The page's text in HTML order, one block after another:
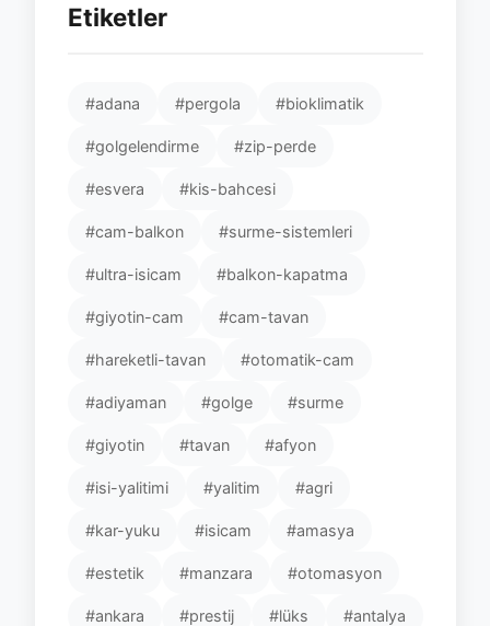
Etiketler
#adana #pergola #bioklimatik
#golgelendirme #zip-perde
#esvera #kis-bahcesi
#cam-balkon #surme-sistemleri
#ultra-isicam #balkon-kapatma
#giyotin-cam #cam-tavan
#hareketli-tavan #otomatik-cam
#adiyaman #golge #surme
#giyotin #tavan #afyon
#isi-yalitimi #yalitim #agri
#kar-yuku #isicam #amasya
#estetik #manzara #otomasyon
#ankara #prestij #lüks #antalya